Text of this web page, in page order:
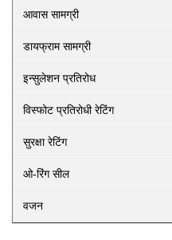
आवास सामग्री
डायफ्राम सामग्री
इन्सुलेशन प्रतिरोध
विस्फोट प्रतिरोधी रेटिंग
सुरक्षा रेटिंग
ओ-रिंग सील
वजन